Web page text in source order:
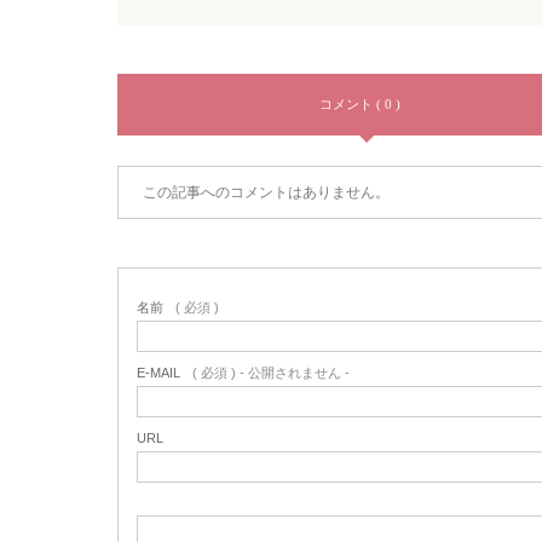
コメント ( 0 )
この記事へのコメントはありません。
名前 ( 必須 )
E-MAIL ( 必須 ) - 公開されません -
URL